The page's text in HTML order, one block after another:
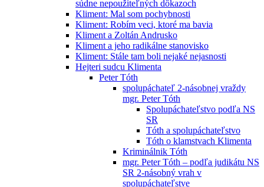
súdne nepoužiteľných dôkazoch
Kliment: Mal som pochybnosti
Kliment: Robím veci, ktoré ma bavia
Kliment a Zoltán Andrusko
Kliment a jeho radikálne stanovisko
Kliment: Stále tam boli nejaké nejasnosti
Hejteri sudcu Klimenta
Peter Tóth
spolupáchateľ 2-násobnej vraždy
mgr. Peter Tóth
Spolupáchateľstvo podľa NS
SR
Tóth a spolupáchateľstvo
Tóth o klamstvach Klimenta
Kriminálnik Tóth
mgr. Peter Tóth – podľa judikátu NS
SR 2-násobný vrah v
spolupáchateľstve